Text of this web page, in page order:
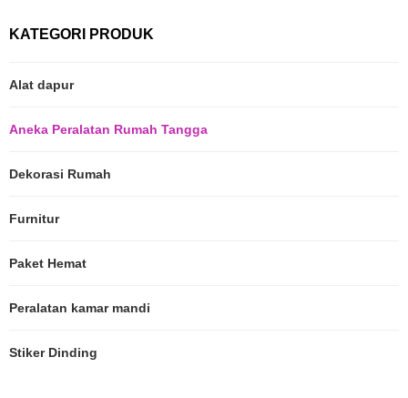
KATEGORI PRODUK
Alat dapur
Aneka Peralatan Rumah Tangga
Dekorasi Rumah
Furnitur
Paket Hemat
Peralatan kamar mandi
Stiker Dinding